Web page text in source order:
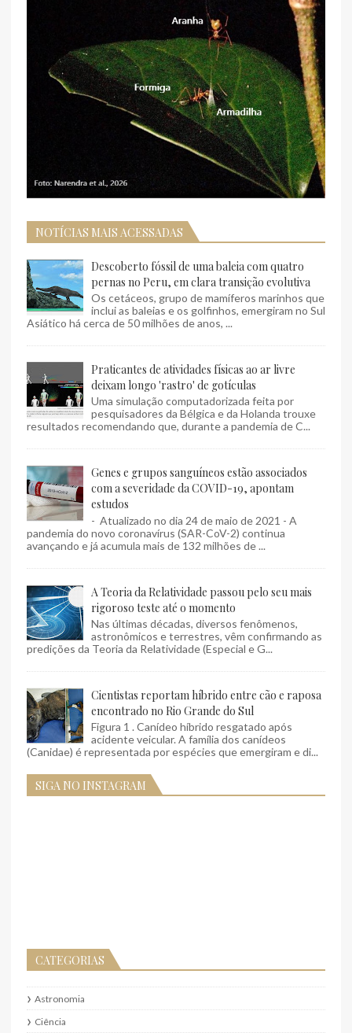
NOTÍCIAS MAIS ACESSADAS
Descoberto fóssil de uma baleia com quatro
pernas no Peru, em clara transição evolutiva
Os cetáceos, grupo de mamíferos marinhos que
inclui as baleias e os golfinhos, emergiram no Sul
Asiático há cerca de 50 milhões de anos, ...
Praticantes de atividades físicas ao ar livre
deixam longo 'rastro' de gotículas
Uma simulação computadorizada feita por
pesquisadores da Bélgica e da Holanda trouxe
resultados recomendando que, durante a pandemia de C...
Genes e grupos sanguíneos estão associados
com a severidade da COVID-19, apontam
estudos
- Atualizado no dia 24 de maio de 2021 - A
pandemia do novo coronavírus (SAR-CoV-2) continua
avançando e já acumula mais de 132 milhões de ...
A Teoria da Relatividade passou pelo seu mais
rigoroso teste até o momento
Nas últimas décadas, diversos fenômenos,
astronômicos e terrestres, vêm confirmando as
predições da Teoria da Relatividade (Especial e G...
Cientistas reportam híbrido entre cão e raposa
encontrado no Rio Grande do Sul
Figura 1 . Canídeo híbrido resgatado após
acidente veicular. A família dos canídeos
(Canidae) é representada por espécies que emergiram e di...
SIGA NO INSTAGRAM
CATEGORIAS
Astronomia
Ciência